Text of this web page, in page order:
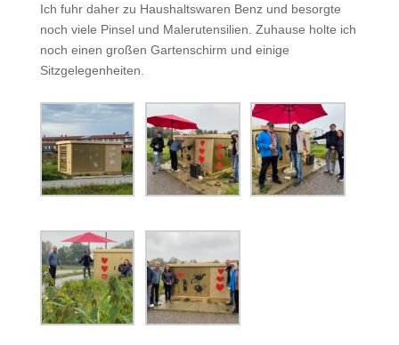
Ich fuhr daher zu Haushaltswaren Benz und besorgte
noch viele Pinsel und Malerutensilien. Zuhause holte ich
noch einen großen Gartenschirm und einige
Sitzgelegenheiten.